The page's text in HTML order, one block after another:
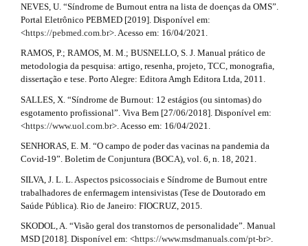
NEVES, U. “Síndrome de Burnout entra na lista de doenças da OMS”.
Portal Eletrônico PEBMED [2019]. Disponível em:
<https://pebmed.com.br>. Acesso em: 16/04/2021.
RAMOS, P.; RAMOS, M. M.; BUSNELLO, S. J. Manual prático de
metodologia da pesquisa: artigo, resenha, projeto, TCC, monografia,
dissertação e tese. Porto Alegre: Editora Amgh Editora Ltda, 2011.
SALLES, X. “Síndrome de Burnout: 12 estágios (ou sintomas) do
esgotamento profissional”. Viva Bem [27/06/2018]. Disponível em:
<https://www.uol.com.br>. Acesso em: 16/04/2021.
SENHORAS, E. M. “O campo de poder das vacinas na pandemia da
Covid-19”. Boletim de Conjuntura (BOCA), vol. 6, n. 18, 2021.
SILVA, J. L. L. Aspectos psicossociais e Síndrome de Burnout entre
trabalhadores de enfermagem intensivistas (Tese de Doutorado em
Saúde Pública). Rio de Janeiro: FIOCRUZ, 2015.
SKODOL, A. “Visão geral dos transtornos de personalidade”. Manual
MSD [2018]. Disponível em: <https://www.msdmanuals.com/pt-br>.